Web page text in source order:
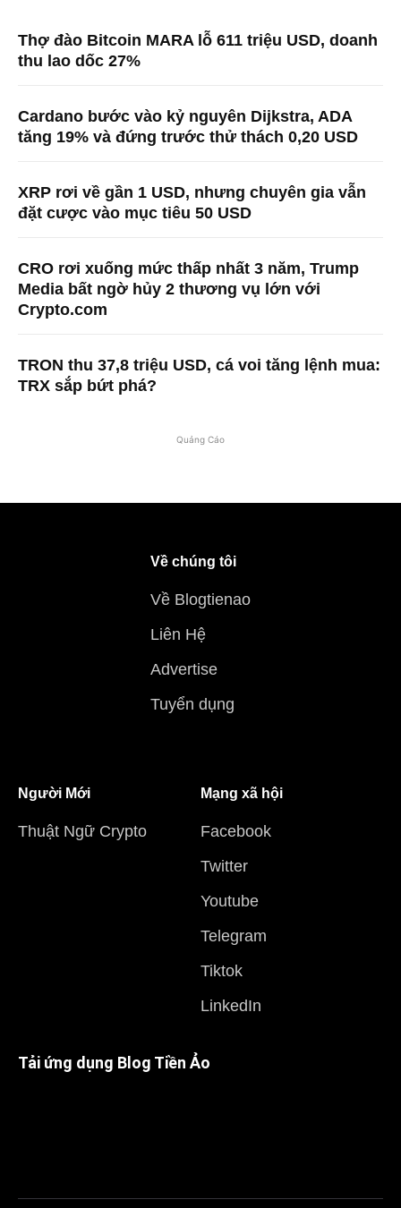
Thợ đào Bitcoin MARA lỗ 611 triệu USD, doanh
thu lao dốc 27%
Cardano bước vào kỷ nguyên Dijkstra, ADA
tăng 19% và đứng trước thử thách 0,20 USD
XRP rơi về gần 1 USD, nhưng chuyên gia vẫn
đặt cược vào mục tiêu 50 USD
CRO rơi xuống mức thấp nhất 3 năm, Trump
Media bất ngờ hủy 2 thương vụ lớn với
Crypto.com
TRON thu 37,8 triệu USD, cá voi tăng lệnh mua:
TRX sắp bứt phá?
Quảng Cáo
Về chúng tôi
Về Blogtienao
Liên Hệ
Advertise
Tuyển dụng
Người Mới
Thuật Ngữ Crypto
Mạng xã hội
Facebook
Twitter
Youtube
Telegram
Tiktok
LinkedIn
Tải ứng dụng Blog Tiền Ảo